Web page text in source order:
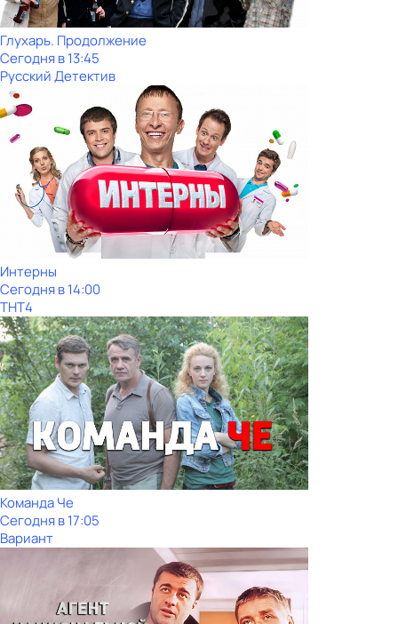
Глухарь. Продолжение
Сегодня в 13:45
Русский Детектив
Интерны
Сегодня в 14:00
ТНТ4
Команда Че
Сегодня в 17:05
Вариант